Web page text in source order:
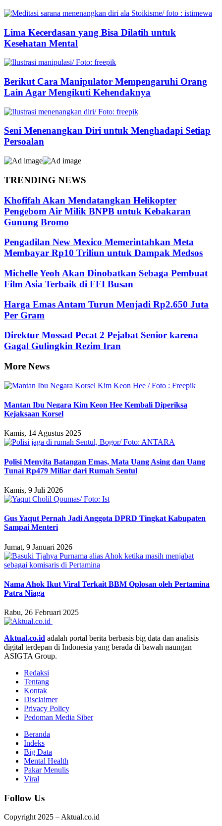
Lima Kecerdasan yang Bisa Dilatih untuk
Kesehatan Mental
Berikut Cara Manipulator Mempengaruhi Orang
Lain Agar Mengikuti Kehendaknya
Seni Menenangkan Diri untuk Menghadapi Setiap
Persoalan
TRENDING NEWS
Khofifah Akan Mendatangkan Helikopter
Pengebom Air Milik BNPB untuk Kebakaran
Gunung Bromo
Pengadilan New Mexico Memerintahkan Meta
Membayar Rp10 Triliun untuk Dampak Medsos
Michelle Yeoh Akan Dinobatkan Sebaga Pembuat
Film Asia Terbaik di FFI Busan
Harga Emas Antam Turun Menjadi Rp2.650 Juta
Per Gram
Direktur Mossad Pecat 2 Pejabat Senior karena
Gagal Gulingkin Rezim Iran
More News
Mantan Ibu Negara Kim Keon Hee Kembali Diperiksa
Kejaksaan Korsel
Kamis, 14 Agustus 2025
Polisi Menyita Batangan Emas, Mata Uang Asing dan Uang
Tunai Rp479 Miliar dari Rumah Sentul
Kamis, 9 Juli 2026
Gus Yaqut Pernah Jadi Anggota DPRD Tingkat Kabupaten
Sampai Menteri
Jumat, 9 Januari 2026
Nama Ahok Ikut Viral Terkait BBM Oplosan oleh Pertamina
Patra Niaga
Rabu, 26 Februari 2025
Aktual.co.id adalah portal berita berbasis big data dan analisis
digital terdepan di Indonesia yang berada di bawah naungan
ASIGTA Group.
Redaksi
Tentang
Kontak
Disclaimer
Privacy Policy
Pedoman Media Siber
Beranda
Indeks
Big Data
Mental Health
Pakar Menulis
Viral
Follow Us
Copyright 2025 – Aktual.co.id